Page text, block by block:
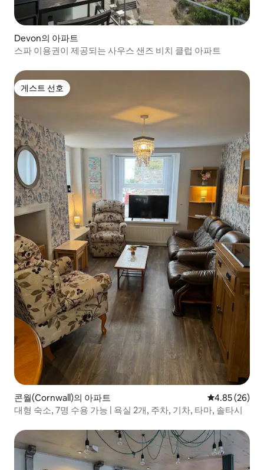
Devon의 아파트
스파 이용권이 제공되는 사우스 샌즈 비치 클럽 아파트
게스트 선호
게스트 선호
콘월(Cornwall)의 아파트 평점 4.85점(5
4.85 (26)
대형 숙소, 7명 수용 가능 | 욕실 2개, 주차, 기차, 타마, 솔타시